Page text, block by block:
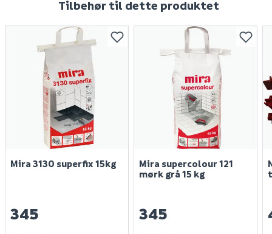
Tilbehør til dette produktet
Mira 3130 superfix 15kg
345
Mira supercolour 121
mørk grå 15 kg
345